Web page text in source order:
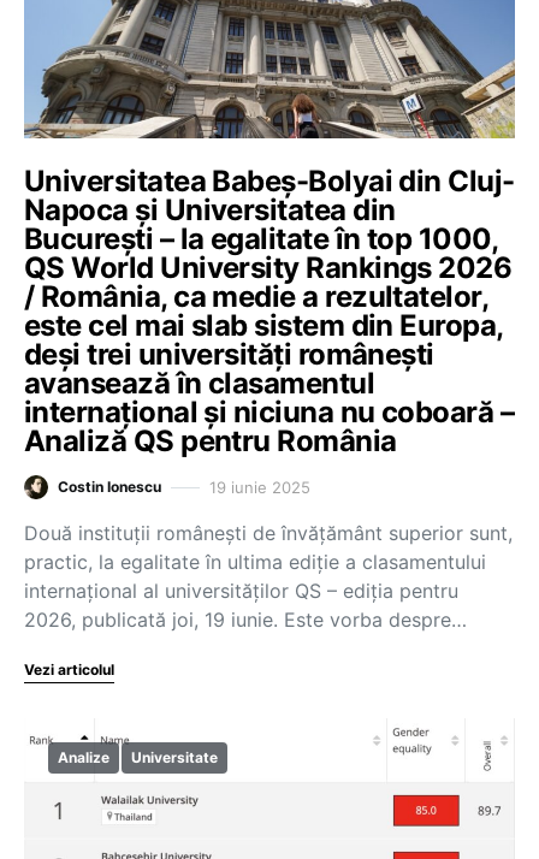
Universitatea Babeș-Bolyai din Cluj-
Napoca și Universitatea din
București – la egalitate în top 1000,
QS World University Rankings 2026
/ România, ca medie a rezultatelor,
este cel mai slab sistem din Europa,
deși trei universități românești
avansează în clasamentul
internațional și niciuna nu coboară –
Analiză QS pentru România
Costin Ionescu 19 iunie 2025
Două instituții românești de învățământ superior sunt,
practic, la egalitate în ultima ediție a clasamentului
internațional al universităților QS – ediția pentru
2026, publicată joi, 19 iunie. Este vorba despre…
Vezi articolul
Analize Universitate